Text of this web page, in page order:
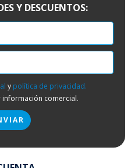
Y DESCUENTOS:
y política de privacidad.
comercial.